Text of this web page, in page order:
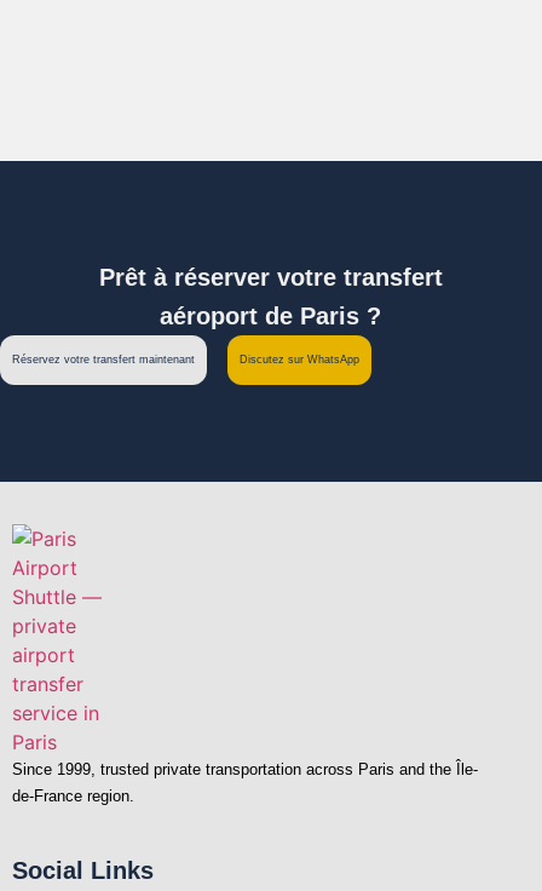
Prêt à réserver votre transfert
aéroport de Paris ?
Réservez votre transfert maintenant Discutez sur WhatsApp
Since 1999, trusted private transportation across Paris and the Île-
de-France region.
Social Links